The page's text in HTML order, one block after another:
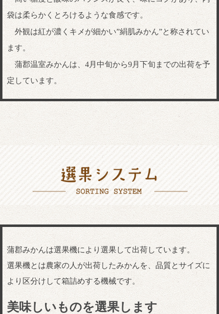
袋は柔らかくとろけるような食感です。
外観は紅が濃くキメが細かい”絹肌みかん”と称されてい
ます。
蒲郡温室みかんは、 4月中旬から9月下旬までの出荷を予
定しています。
蒲郡みかんは選果機により選果して出荷しています。
選果機とは農家の人が出荷したみかんを、品質とサイズに
より区分けして箱詰めする機械です。
美味しいものを選果します